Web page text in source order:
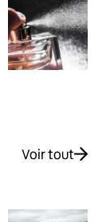
Voir tout